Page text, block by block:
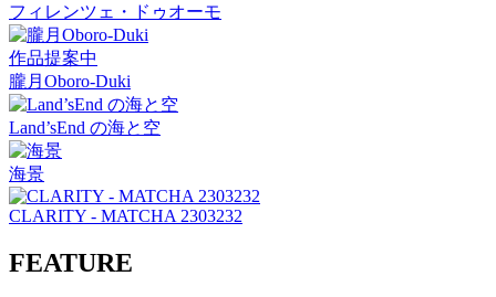
フィレンツェ・ドゥオーモ
作品提案中
朧月Oboro-Duki
Land’sEnd の海と空
海景
CLARITY - MATCHA 2303232
FEATURE